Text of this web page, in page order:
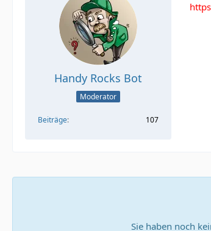
Handy Rocks Bot
Moderator
Beiträge 107
Sie haben noch